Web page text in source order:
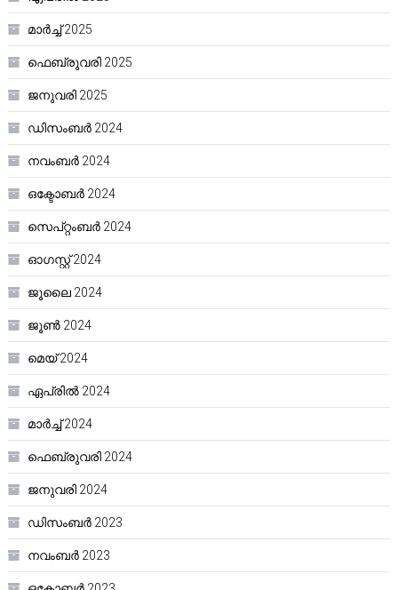
മാർച്ച്‌ 2025
ഫെബ്രുവരി 2025
ജനുവരി 2025
ഡിസംബർ 2024
നവംബർ 2024
ഒക്ടോബർ 2024
സെപ്റ്റംബർ 2024
ഓഗസ്റ്റ്‌ 2024
ജൂലൈ 2024
ജൂൺ 2024
മെയ്‌ 2024
ഏപ്രിൽ 2024
മാർച്ച്‌ 2024
ഫെബ്രുവരി 2024
ജനുവരി 2024
ഡിസംബർ 2023
നവംബർ 2023